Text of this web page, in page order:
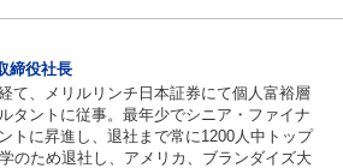
締役社長
て、メリルリンチ日本証券にて個人富裕層
タントに従事。最年少でシニア・ファイナ
トに昇進し、退社まで常に1200人中トップ
のため退社し、アメリカ、ブランダイズ大